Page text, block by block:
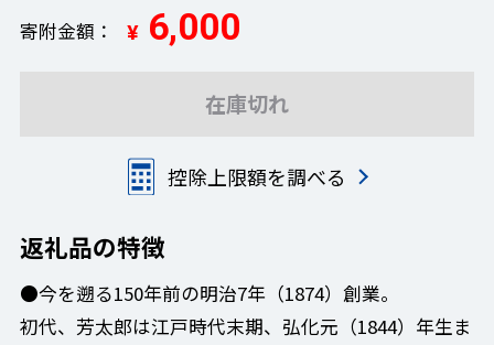
寄附金額 ¥6,000
在庫切れ
控除上限額を調べる
返礼品の特徴
●今を遡る150年前の明治7年（1874）創業。
初代、芳太郎は江戸時代末期、弘化元（1844）年生ま